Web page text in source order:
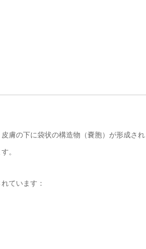
膚の下に袋状の構造物（嚢胞）が形成さ
。
ています：